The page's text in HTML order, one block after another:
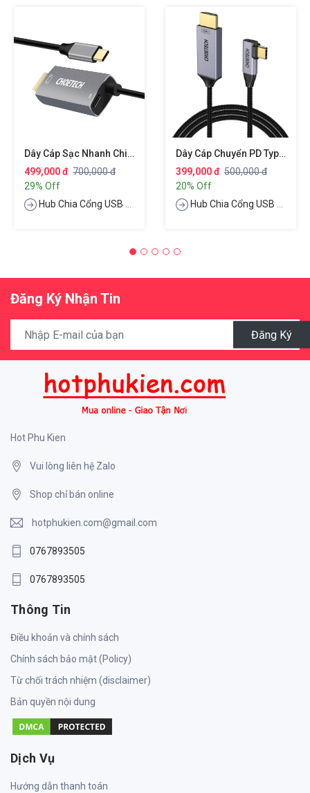
Dây Cáp Sạc Nhanh Chia Cổng Đa Năng PD Type-C Thành Cổng Type-C PD 3.0, Cổng HDMI Chuẩn 4k, Dài 180cm Hiệu CHOETECH M180
499,000 đ 700,000 đ
29% Off
Hub Chia Cổng USB Type-C
Dây Cáp Chuyển PD Type-C 3.1 Ra Cổng HDMI Chuẩn 4K Hiệu CHOETECH XCH1803
399,000 đ 500,000 đ
20% Off
Hub Chia Cổng USB Type-C
Đăng Ký Nhận Tin
Đăng Ký
Hot Phu Kien
Vui lòng liên hệ Zalo
Shop chỉ bán online
hotphukien.com@gmail.com
0767893505
0767893505
Thông Tin
Điều khoản và chính sách
Chính sách bảo mật (Policy)
Từ chối trách nhiệm (disclaimer)
Bản quyền nội dung
Dịch Vụ
Hướng dẫn thanh toán